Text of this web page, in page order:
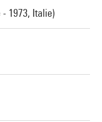
- 1973, Italie)